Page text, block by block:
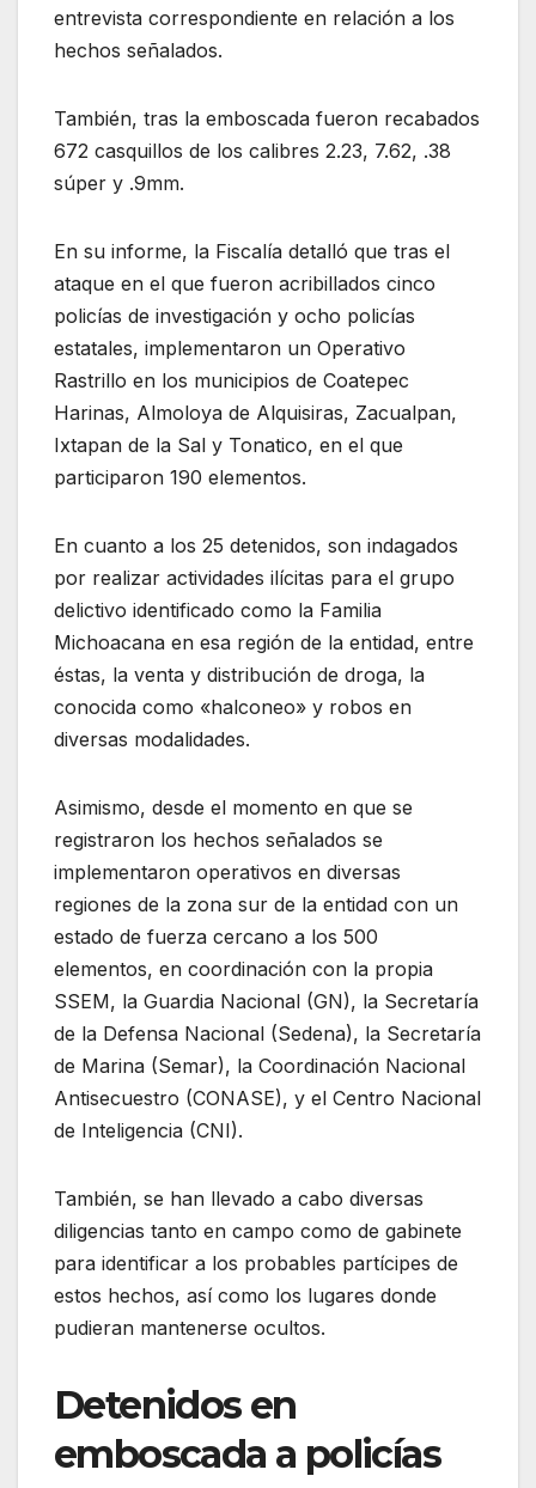
entrevista correspondiente en relación a los
hechos señalados.
También, tras la emboscada fueron recabados
672 casquillos de los calibres 2.23, 7.62, .38
súper y .9mm.
En su informe, la Fiscalía detalló que tras el
ataque en el que fueron acribillados cinco
policías de investigación y ocho policías
estatales, implementaron un Operativo
Rastrillo en los municipios de Coatepec
Harinas, Almoloya de Alquisiras, Zacualpan,
Ixtapan de la Sal y Tonatico, en el que
participaron 190 elementos.
En cuanto a los 25 detenidos, son indagados
por realizar actividades ilícitas para el grupo
delictivo identificado como la Familia
Michoacana en esa región de la entidad, entre
éstas, la venta y distribución de droga, la
conocida como «halconeo» y robos en
diversas modalidades.
Asimismo, desde el momento en que se
registraron los hechos señalados se
implementaron operativos en diversas
regiones de la zona sur de la entidad con un
estado de fuerza cercano a los 500
elementos, en coordinación con la propia
SSEM, la Guardia Nacional (GN), la Secretaría
de la Defensa Nacional (Sedena), la Secretaría
de Marina (Semar), la Coordinación Nacional
Antisecuestro (CONASE), y el Centro Nacional
de Inteligencia (CNI).
También, se han llevado a cabo diversas
diligencias tanto en campo como de gabinete
para identificar a los probables partícipes de
estos hechos, así como los lugares donde
pudieran mantenerse ocultos.
Detenidos en
emboscada a policías